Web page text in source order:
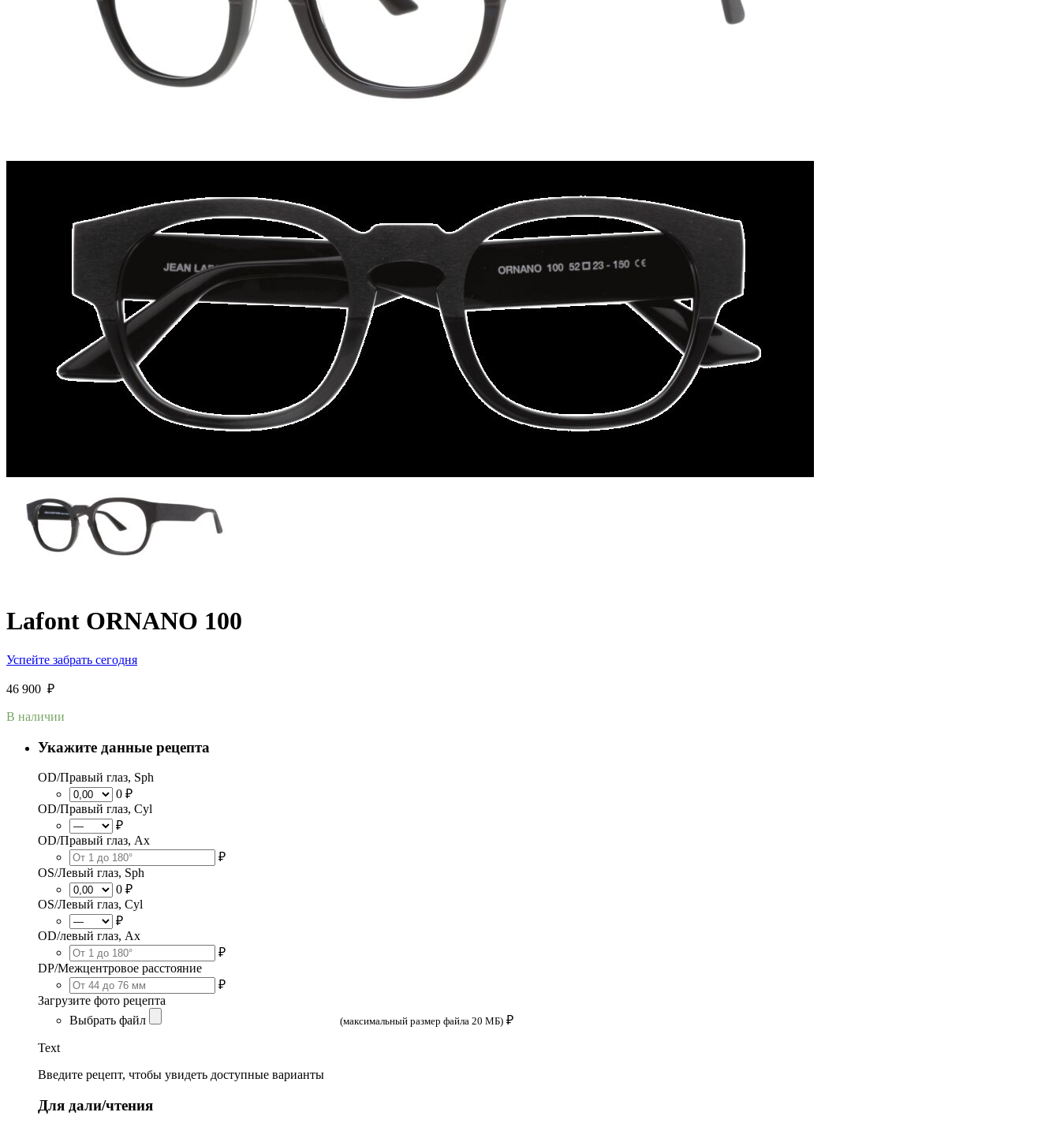
Lafont ORNANO 100
Успейте забрать сегодня
46 900 ₽
В наличии
Укажите данные рецепта
OD/Правый глаз, Sph
0 ₽
OD/Правый глаз, Cyl
₽
OD/Правый глаз, Ax
₽
OS/Левый глаз, Sph
0 ₽
OS/Левый глаз, Cyl
₽
OD/левый глаз, Ax
₽
DP/Межцентровое расстояние
₽
Загрузите фото рецепта
Выбрать файл
(максимальный размер файла 20 МБ) ₽
Text
Введите рецепт, чтобы увидеть доступные варианты
Для дали/чтения